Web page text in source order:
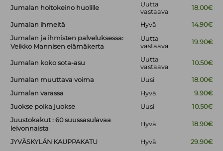
Jumalan hoitokeino huolille
Uutta
vastaava
18.00€
Jumalan ihmeitä Hyvä
14.90€
Jumalan ja ihmisten palveluksessa:
Veikko Mannisen elämäkerta
Uutta
vastaava
19.90€
Jumalan koko sota-asu
Uutta
vastaava
10.50€
Jumalan muuttava voima Uusi
18.00€
Jumalan varassa
Hyvä
9.90€
Juokse poika juokse
Uusi
10.50€
Juustokakut : 60 suussasulavaa
leivonnaista
Hyvä 18.90€
JYVÄSKYLÄN KAUPPAKATU Hyvä
29.90€